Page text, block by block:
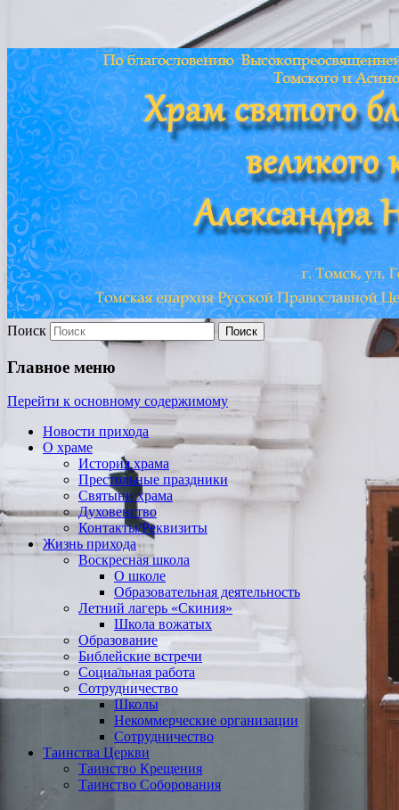
Храм св. Александра
Невского г. Томска
Поиск
Главное меню
Перейти к основному содержимому
Новости прихода
О храме
История храма
Престольные праздники
Святыни храма
Духовенство
Контакты/Реквизиты
Жизнь прихода
Воскресная школа
О школе
Образовательная деятельность
Летний лагерь «Скиния»
Школа вожатых
Образование
Библейские встречи
Социальная работа
Сотрудничество
Школы
Некоммерческие организации
Сотрудничество
Таинства Церкви
Таинство Крещения
Таинство Соборования